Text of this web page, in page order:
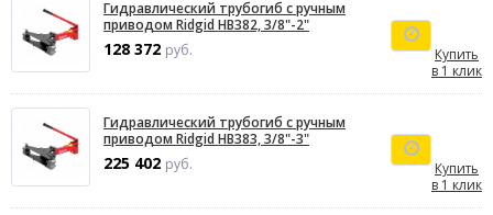
Гидравлический трубогиб с ручным
приводом Ridgid HB382, 3/8"-2"
128 372 руб.
Купить
в 1 клик
Гидравлический трубогиб с ручным
приводом Ridgid HB383, 3/8"-3"
225 402 руб.
Купить
в 1 клик